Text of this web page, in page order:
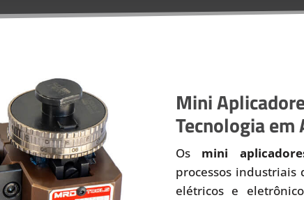
Mini
Tecnologia em
Os mini
processos
elétricos e